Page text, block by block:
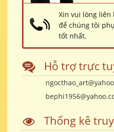
Xin vui lòng liên
để chúng tôi
tốt nhất.
Hỗ trợ trực
Thống kê